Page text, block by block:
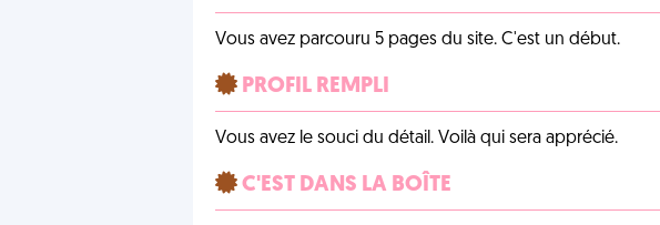
Vous avez parcouru 5 pages du site. C'est un début.
PROFIL REMPLI
Vous avez le souci du détail. Voilà qui sera apprécié.
C'EST DANS LA BOÎTE